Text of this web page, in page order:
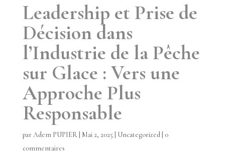
Leadership et Prise de
Décision dans
l’Industrie de la Pêche
sur Glace : Vers une
Approche Plus
Responsable
parAdem PUPIER| Mai 2, 2025 Uncategorized| 0
commentaires